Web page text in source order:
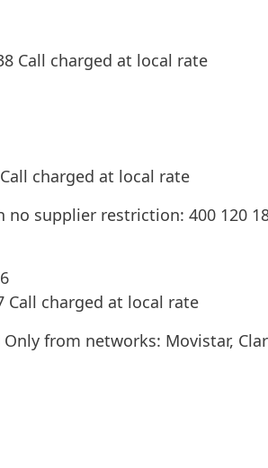
Call charged at local rate
charged at local rate
supplier restriction: 400 120
Call charged at local rate
Only from networks: Movistar,